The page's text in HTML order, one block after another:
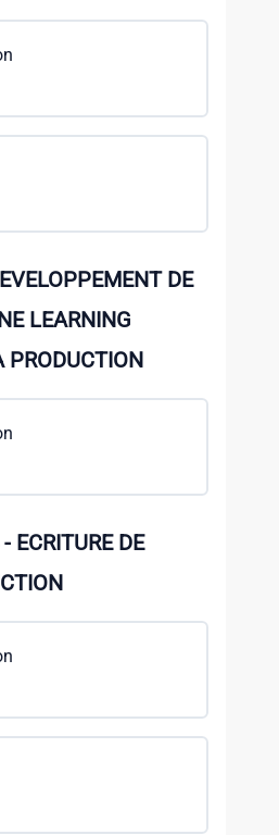
DE
LEARNING
PRODUCTION
ECRITURE DE